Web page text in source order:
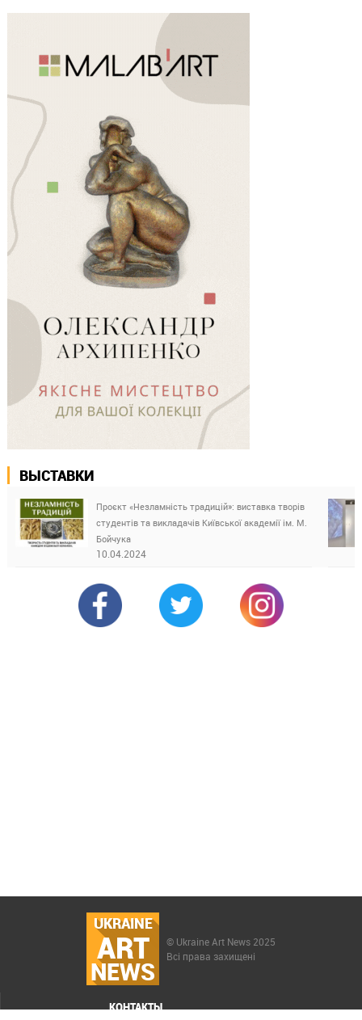
ВЫСТАВКИ
Проєкт «Незламність традицій»: виставка творів
студентів та викладачів Київської академії ім. М.
Бойчука
10.04.2024
UKRAINE
ART
NEWS
© Ukraine Art News 2025
Всі права захищені
КОНТАКТЫ